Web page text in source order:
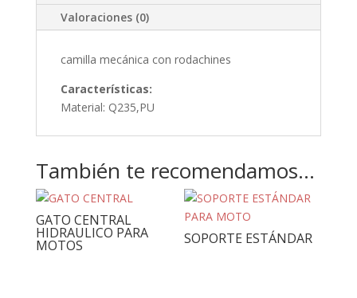
Valoraciones (0)
camilla mecánica con rodachines
Características:
Material: Q235,PU
También te recomendamos…
GATO CENTRAL
HIDRAULICO PARA
MOTOS SOPORTE ESTÁNDAR